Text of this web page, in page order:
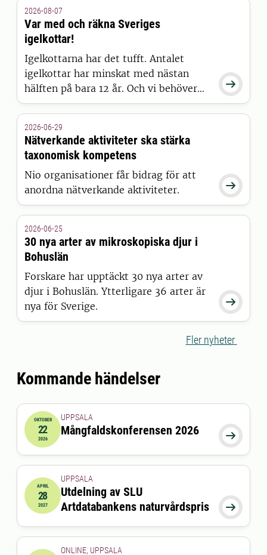

2026-08-07
Var med och räkna Sveriges
igelkottar!
Igelkottarna har det tufft. Antalet
igelkottar har minskat med nästan
hälften på bara 12 år. Och vi behöver
veta mer för att kunna hjälpa dem.
Igelkottarna försvinner i allt snabbare
takt.

2026-06-29
Nätverkande aktiviteter ska stärka
taxonomisk kompetens
Nio organisationer får bidrag för att
anordna nätverkande aktiviteter.

2026-06-25
30 nya arter av mikroskopiska djur i
Bohuslän
Forskare har upptäckt 30 nya arter av
djur i Bohuslän. Ytterligare 36 arter är
nya för Sverige.
Fler nyheter
Kommande händelser
2026-10-22 08:00:00
OKTOBER
22
2026 
UPPSALA
Mångfaldskonferensen 2026
2027-04-28 00:00:00
APRIL
28
2027 
UPPSALA
Utdelning av SLU
Artdatabankens naturvårdspris
ONLINE, UPPSALA